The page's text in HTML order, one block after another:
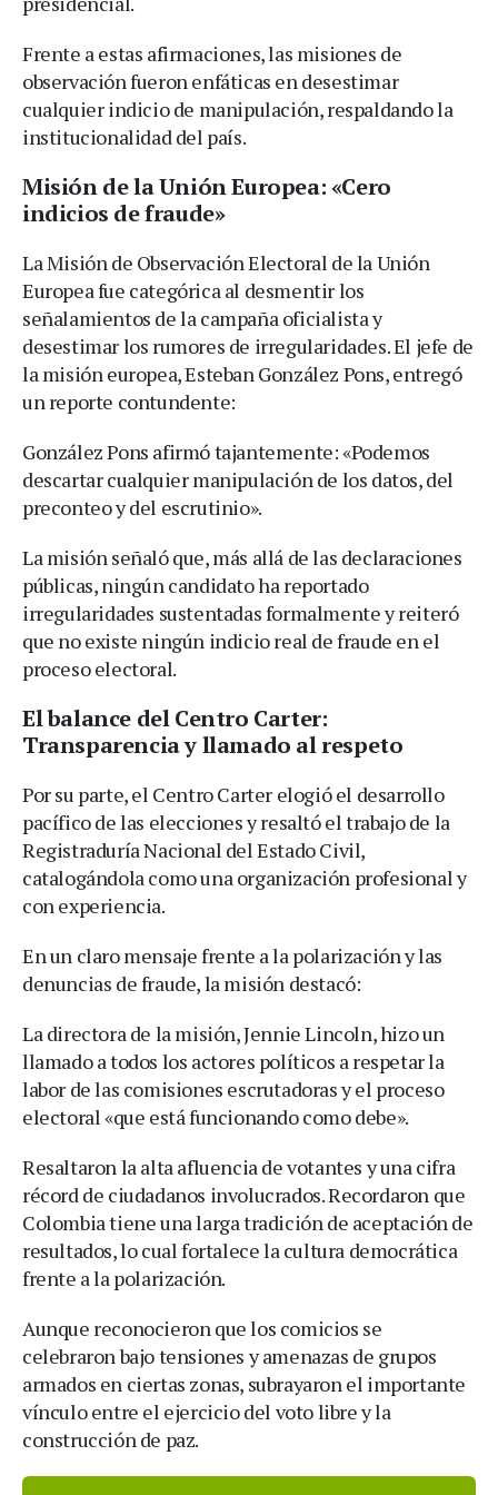
Frente a estas afirmaciones, las misiones de
observación fueron enfáticas en desestimar
cualquier indicio de manipulación, respaldando la
institucionalidad del país.
Misión de la Unión Europea: «Cero
indicios de fraude»
La Misión de Observación Electoral de la Unión
Europea fue categórica al desmentir los
señalamientos de la campaña oficialista y
desestimar los rumores de irregularidades. El jefe de
la misión europea, Esteban González Pons, entregó
un reporte contundente:
González Pons afirmó tajantemente: «Podemos
descartar cualquier manipulación de los datos, del
preconteo y del escrutinio».
La misión señaló que, más allá de las declaraciones
públicas, ningún candidato ha reportado
irregularidades sustentadas formalmente y reiteró
que no existe ningún indicio real de fraude en el
proceso electoral.
El balance del Centro Carter:
Transparencia y llamado al respeto
Por su parte, el Centro Carter elogió el desarrollo
pacífico de las elecciones y resaltó el trabajo de la
Registraduría Nacional del Estado Civil,
catalogándola como una organización profesional y
con experiencia.
En un claro mensaje frente a la polarización y las
denuncias de fraude, la misión destacó:
La directora de la misión, Jennie Lincoln, hizo un
llamado a todos los actores políticos a respetar la
labor de las comisiones escrutadoras y el proceso
electoral «que está funcionando como debe».
Resaltaron la alta afluencia de votantes y una cifra
récord de ciudadanos involucrados. Recordaron que
Colombia tiene una larga tradición de aceptación de
resultados, lo cual fortalece la cultura democrática
frente a la polarización.
Aunque reconocieron que los comicios se
celebraron bajo tensiones y amenazas de grupos
armados en ciertas zonas, subrayaron el importante
vínculo entre el ejercicio del voto libre y la
construcción de paz.